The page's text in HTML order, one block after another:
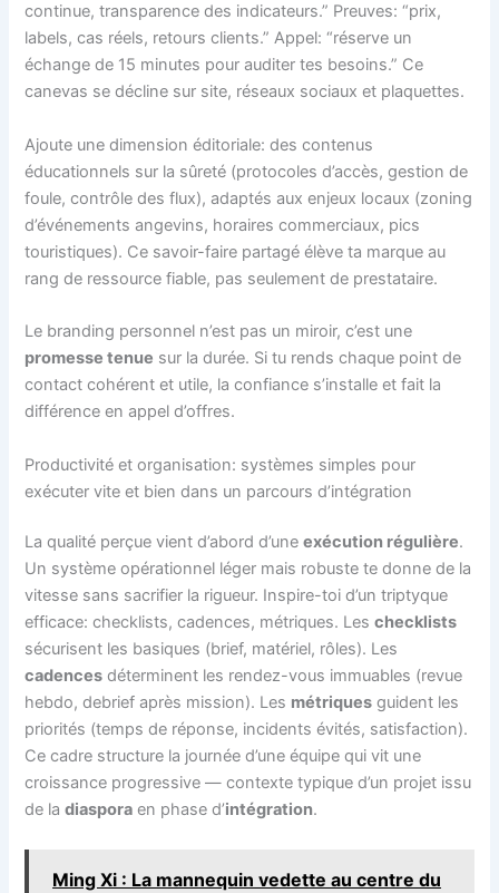
continue, transparence des indicateurs.” Preuves: “prix,
labels, cas réels, retours clients.” Appel: “réserve un
échange de 15 minutes pour auditer tes besoins.” Ce
canevas se décline sur site, réseaux sociaux et plaquettes.
Ajoute une dimension éditoriale: des contenus
éducationnels sur la sûreté (protocoles d’accès, gestion de
foule, contrôle des flux), adaptés aux enjeux locaux (zoning
d’événements angevins, horaires commerciaux, pics
touristiques). Ce savoir-faire partagé élève ta marque au
rang de ressource fiable, pas seulement de prestataire.
Le branding personnel n’est pas un miroir, c’est une
promesse tenue sur la durée. Si tu rends chaque point de
contact cohérent et utile, la confiance s’installe et fait la
différence en appel d’offres.
Productivité et organisation: systèmes simples pour
exécuter vite et bien dans un parcours d’intégration
La qualité perçue vient d’abord d’uneexécution régulière.
Un système opérationnel léger mais robuste te donne de la
vitesse sans sacrifier la rigueur. Inspire-toi d’un triptyque
efficace: checklists, cadences, métriques. Leschecklists
sécurisent les basiques (brief, matériel, rôles). Les
cadences déterminent les rendez-vous immuables (revue
hebdo, debrief après mission). Les métriques guident les
priorités (temps de réponse, incidents évités, satisfaction).
Ce cadre structure la journée d’une équipe qui vit une
croissance progressive — contexte typique d’un projet issu
de ladiaspora en phase d’intégration.
Ming Xi : La mannequin vedette au centre du